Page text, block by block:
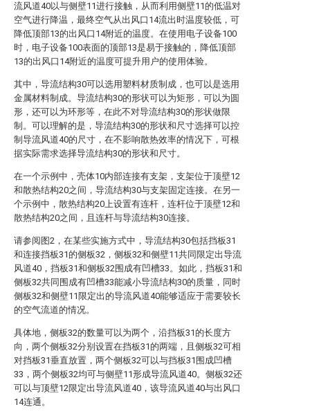
流风道40以与侧壁11进行接触，从而利用侧壁11的低温对
空气进行降温，最终空气从出风口14流出时温度较低，可
降低顶部13的出风口14附近的温度。在使用电子设备100
时，电子设备100表面的顶部13是易于接触的，降低顶部
13的出风口14附近的温度可提升用户的使用体验。
其中，导流结构30可以选用塑料材质制成，也可以是选用
金属材料制成。导流结构30的形状可以为矩形，可以为圆
形，还可以为环形等，在此不对导流结构30的形状做限
制。可以理解的是，导流结构30的形状和尺寸选择可以控
制导流风道40的尺寸，在不影响散热效率的情况下，可根
据实际需求选择导流结构30的形状和尺寸。
在一个示例中，壳体10内部连接有支架，支架位于顶壁12
和散热结构20之间，导流结构30与支架固定连接。在另一
个示例中，散热结构20上设置有连杆，连杆位于顶壁12和
散热结构20之间，且连杆与导流结构30连接。
请参阅图2，在某些实施方式中，导流结构30包括挡板31
和连接挡板31的侧板32，侧板32和侧壁11共同限定出导流
风道40，挡板31和侧板32围成有凹槽33。如此，挡板31和
侧板32共同围成有凹槽33能减小导流结构30的质量，同时
侧板32和侧壁11限定出的导流风道40能够适应于需要较长
的空气流道的情况。
具体地，侧板32的数量可以为两个，沿挡板31的长度方
向，两个侧板32分别设置在挡板31的两端，且侧板32可相
对挡板31垂直放置，两个侧板32可以与挡板31围成凹槽
33，两个侧板32均可与侧壁11形成导流风道40。侧板32还
可以与顶壁12限定出导流风道40，该导流风道40与出风口
14连通。